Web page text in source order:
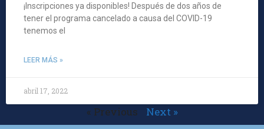
¡Inscripciones ya disponibles! Después de dos años de
tener el programa cancelado a causa del COVID-19
tenemos el
LEER MÁS »
abril 17, 2022
« Previous Next »